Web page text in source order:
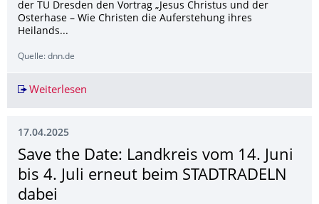
der TU Dresden den Vortrag „Jesus Christus und der
Osterhase – Wie Christen die Auferstehung ihres
Heilands...
Quelle: dnn.de
Weiterlesen
17.04.2025
Save the Date: Landkreis vom 14. Juni
bis 4. Juli erneut beim STADTRADELN
dabei